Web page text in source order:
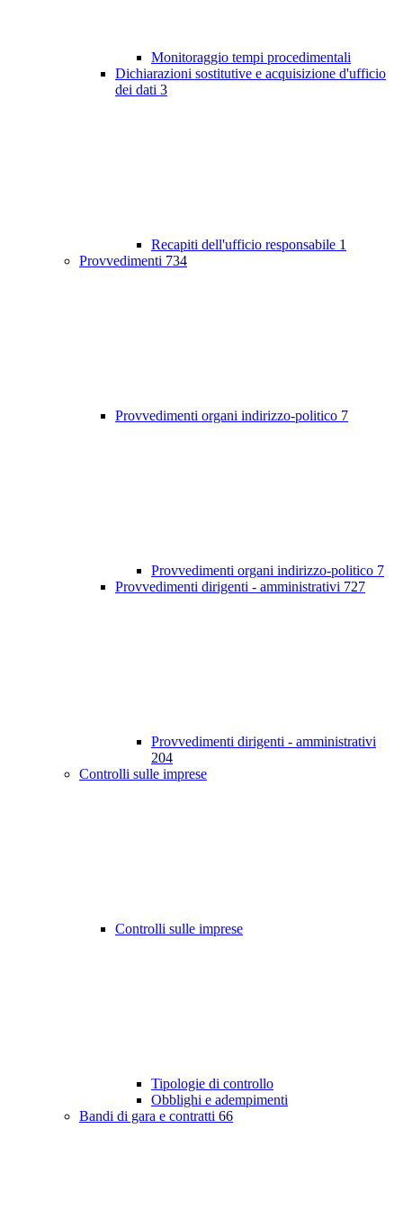
Monitoraggio tempi procedimentali
Dichiarazioni sostitutive e acquisizione d'ufficio
dei dati 3
Recapiti dell'ufficio responsabile 1
Provvedimenti 734
Provvedimenti organi indirizzo-politico 7
Provvedimenti organi indirizzo-politico 7
Provvedimenti dirigenti - amministrativi 727
Provvedimenti dirigenti - amministrativi
204
Controlli sulle imprese
Controlli sulle imprese
Tipologie di controllo
Obblighi e adempimenti
Bandi di gara e contratti 66